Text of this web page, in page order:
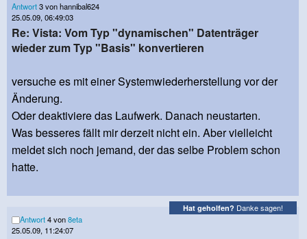
Antwort3 von hannibal624
25.05.09, 06:49:03
Re: Vista: Vom Typ "dynamischen" Datenträger
wieder zum Typ "Basis" konvertieren
versuche es mit einer Systemwiederherstellung vor der
Änderung.
Oder deaktiviere das Laufwerk. Danach neustarten.
Was besseres fällt mir derzeit nicht ein. Aber vielleicht
meldet sich noch jemand, der das selbe Problem schon
hatte.
Hat geholfen? Danke sagen!
Antwort4 von8eta
25.05.09, 11:24:07